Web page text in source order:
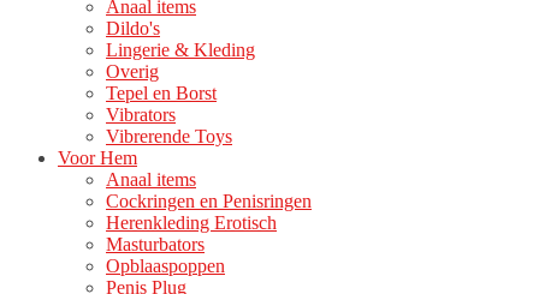
Anaal items
Dildo's
Lingerie & Kleding
Overig
Tepel en Borst
Vibrators
Vibrerende Toys
Voor Hem
Anaal items
Cockringen en Penisringen
Herenkleding Erotisch
Masturbators
Opblaaspoppen
Penis Plug